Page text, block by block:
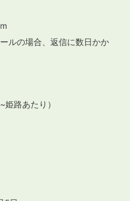
ルの場合、返信に数日かか
路あたり）